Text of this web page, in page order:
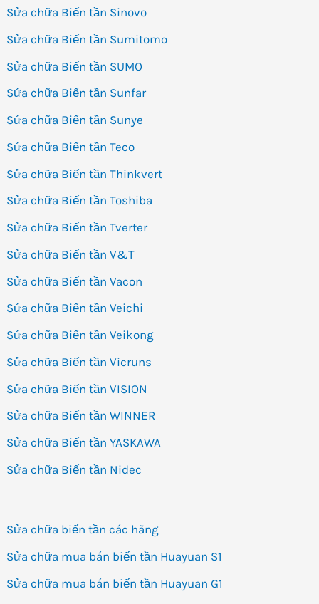
Sửa chữa Biến tần Sinovo
Sửa chữa Biến tần Sumitomo
Sửa chữa Biến tần SUMO
Sửa chữa Biến tần Sunfar
Sửa chữa Biến tần Sunye
Sửa chữa Biến tần Teco
Sửa chữa Biến tần Thinkvert
Sửa chữa Biến tần Toshiba
Sửa chữa Biến tần Tverter
Sửa chữa Biến tần V&T
Sửa chữa Biến tần Vacon
Sửa chữa Biến tần Veichi
Sửa chữa Biến tần Veikong
Sửa chữa Biến tần Vicruns
Sửa chữa Biến tần VISION
Sửa chữa Biến tần WINNER
Sửa chữa Biến tần YASKAWA
Sửa chữa Biến tần Nidec
Sửa chữa biến tần các hãng
Sửa chữa mua bán biến tần Huayuan S1
Sửa chữa mua bán biến tần Huayuan G1